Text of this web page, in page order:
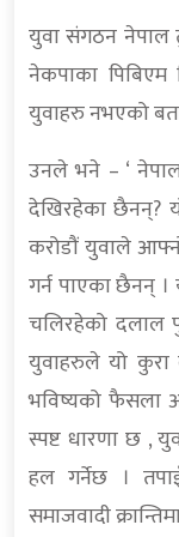
युवा संगठन नेपाल
नेकपाका
युवाहरु नभएको
उनले भने – ‘
देखिरहेका छैनन्?
करोडौं युवाले
गर्न पाएका छैनन्
चलिरहेको दलाल
युवाहरुले यो
भविष्यको फैसला
स्पष्ट धारणा छ ,
हल गर्नेछ ।
समाजवादी